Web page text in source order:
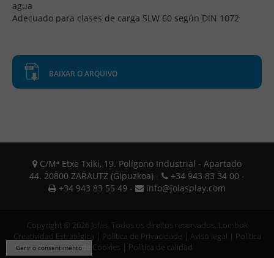
agua
Adecuado para clases de carga SLW 60 según DIN 1072
BAIXAR O ARQUIVO
C/Mª Etxe Txiki, 19. Polígono Industrial - Apartado
44. 20800 ZARAUTZ (Gipuzkoa) -
+34 943 83 34 00 -
+34 943 83 55 49 -
info@jolasplay.com
Copyright © 2026 Jolas. Todos os direitos reservados. Lombok
Creatividad Estratégica | Política de Privacidade | Aviso legal | Política
de Cookies | Política de calidad
Gerir o consentimento